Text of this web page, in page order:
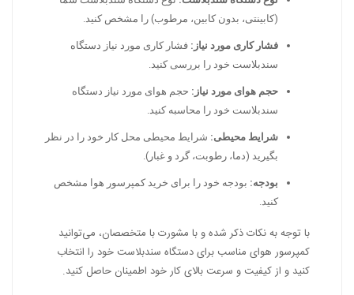
(کابینتی، بدون کابین، مرطوب) را مشخص کنید.
فشار کاری مورد نیاز: فشار کاری مورد نیاز دستگاه
سندبلاست خود را بررسی کنید.
حجم هوای مورد نیاز: حجم هوای مورد نیاز دستگاه
سندبلاست خود را محاسبه کنید.
شرایط محیطی: شرایط محیطی محل کار خود را در نظر
بگیرید (دما، رطوبت، گرد و غبار).
بودجه: بودجه خود را برای خرید کمپرسور هوا مشخص
کنید.
با توجه به نکات ذکر شده و با مشورت با متخصصان، می‌توانید
کمپرسور هوای مناسب برای دستگاه سندبلاست خود را انتخاب
کنید و از کیفیت و سرعت بالای کار خود اطمینان حاصل کنید.